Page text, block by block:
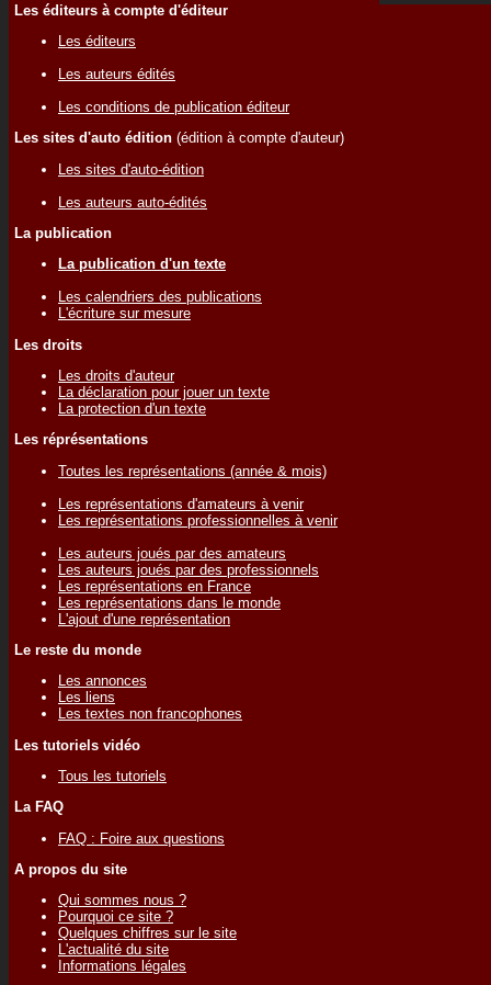
Les éditeurs à compte d'éditeur
Les éditeurs
Les auteurs édités
Les conditions de publication éditeur
Les sites d'auto édition (édition à compte d'auteur)
Les sites d'auto-édition
Les auteurs auto-édités
La publication
La publication d'un texte
Les calendriers des publications
L'écriture sur mesure
Les droits
Les droits d'auteur
La déclaration pour jouer un texte
La protection d'un texte
Les réprésentations
Toutes les représentations (année & mois)
Les représentations d'amateurs à venir
Les représentations professionnelles à venir
Les auteurs joués par des amateurs
Les auteurs joués par des professionnels
Les représentations en France
Les représentations dans le monde
L'ajout d'une représentation
Le reste du monde
Les annonces
Les liens
Les textes non francophones
Les tutoriels vidéo
Tous les tutoriels
La FAQ
FAQ : Foire aux questions
A propos du site
Qui sommes nous ?
Pourquoi ce site ?
Quelques chiffres sur le site
L'actualité du site
Informations légales